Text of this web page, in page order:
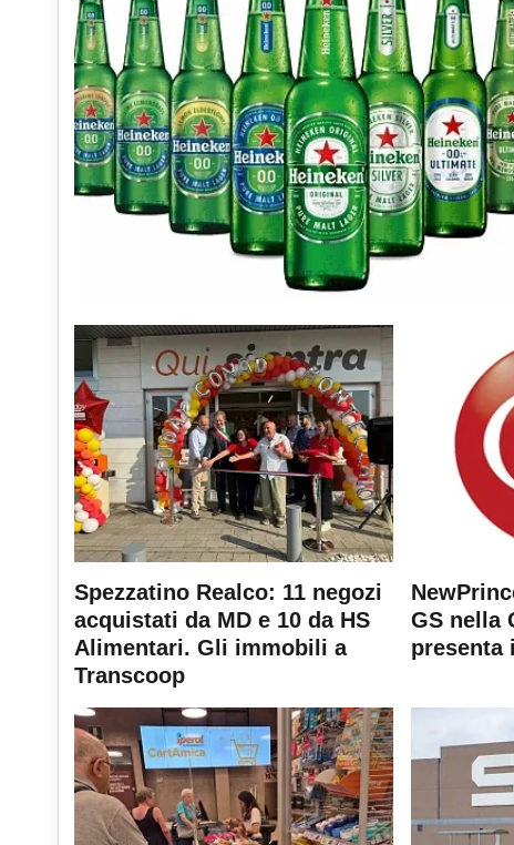
Spezzatino Realco: 11 negozi
acquistati da MD e 10 da HS
Alimentari. Gli immobili a
Transcoop
GS nella
presenta